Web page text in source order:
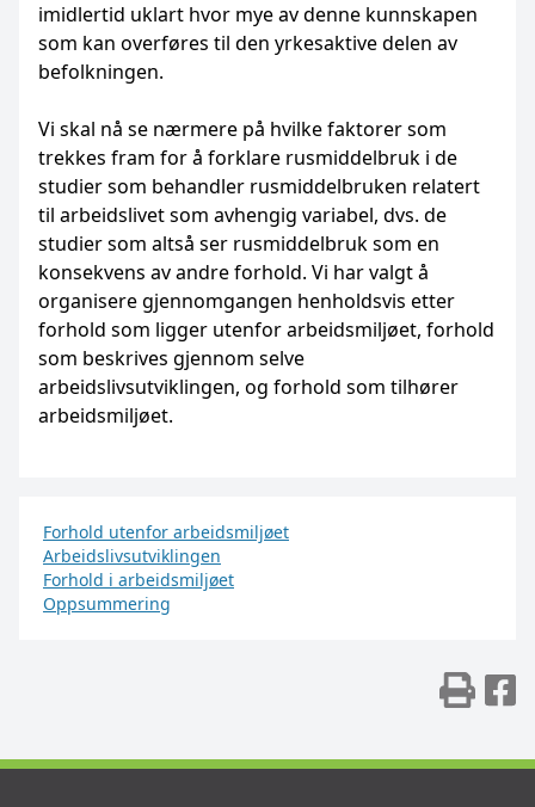
imidlertid uklart hvor mye av denne kunnskapen
som kan overføres til den yrkes­aktive delen av
befolkningen.
Vi skal nå se nærmere på hvilke faktorer som
trekkes fram for å forklare rusmiddelbruk i de
studier som behandler rusmiddelbruken relatert
til arbeidslivet som avhengig variabel, dvs. de
studier som altså ser rusmiddelbruk som en
konsekvens av andre forhold. Vi har valgt å
organi­sere gjennomgangen henholdsvis etter
forhold som ligger utenfor arbeidsmiljøet, for­hold
som beskrives gjennom selve
arbeidslivsutviklingen, og forhold som tilhører
arbeids­miljøet.
Forhold utenfor arbeidsmiljøet
Arbeidslivsutviklingen
Forhold i arbeidsmiljøet
Oppsummering